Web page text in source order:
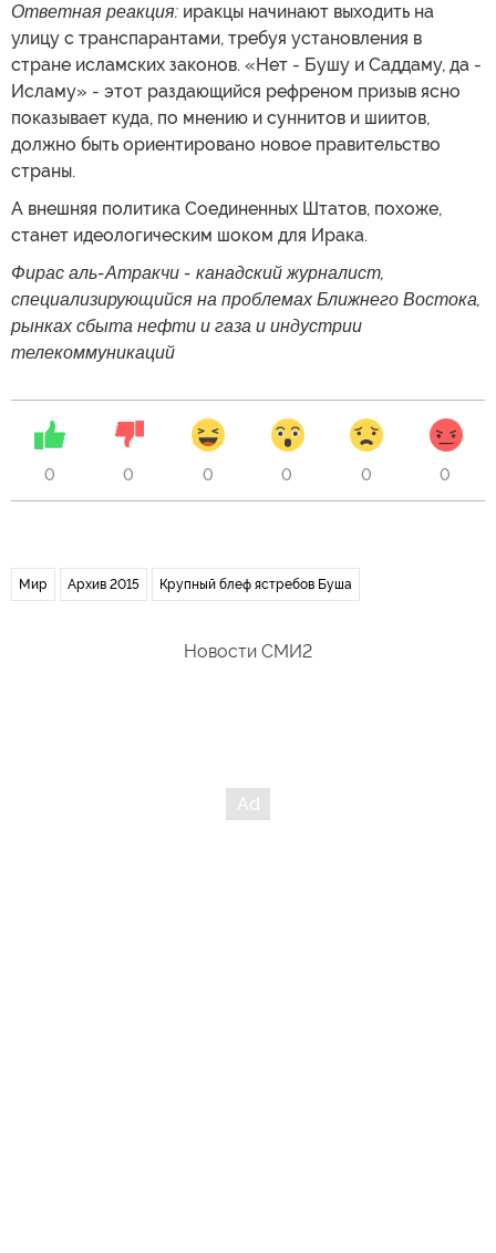
Ответная реакция: иракцы начинают выходить на
улицу с транспарантами, требуя установления в
стране исламских законов. «Нет - Бушу и Саддаму, да -
Исламу» - этот раздающийся рефреном призыв ясно
показывает куда, по мнению и суннитов и шиитов,
должно быть ориентировано новое правительство
страны.
А внешняя политика Соединенных Штатов, похоже,
станет идеологическим шоком для Ирака.
Фирас аль-Атракчи - канадский журналист,
специализирующийся на проблемах Ближнего Востока,
рынках сбыта нефти и газа и индустрии
телекоммуникаций
0 0 0 0 0 0
Мир Архив 2015 Крупный блеф ястребов Буша
Новости СМИ2